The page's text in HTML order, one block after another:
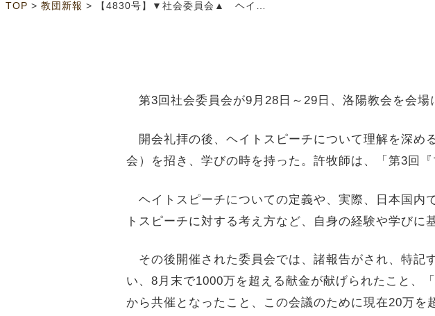
TOP > 教団新報 > 【4830号】▼社会委員会▲ ヘイトスピーチについて学びを深める
第3回社会委員会が9月28日～29日、洛陽教会を会場
開会礼拝の後、ヘイトスピーチについて理解を深め
会）を招き、学びの時を持った。許牧師は、「第3回
ヘイトスピーチについての定義や、実際、日本国内
トスピーチに対する考え方など、自身の経験や学びに
その後開催された委員会では、諸報告がされ、特記
い、8月末で1000万を超える献金が献げられたこと、
から共催となったこと、この会議のために現在20万を